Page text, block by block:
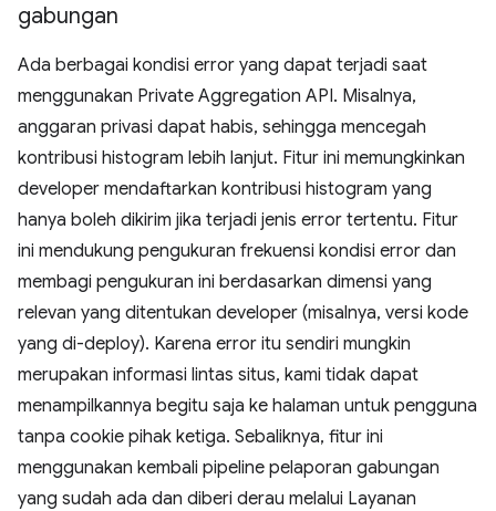
gabungan
Ada berbagai kondisi error yang dapat terjadi saat
menggunakan Private Aggregation API. Misalnya,
anggaran privasi dapat habis, sehingga mencegah
kontribusi histogram lebih lanjut. Fitur ini memungkinkan
developer mendaftarkan kontribusi histogram yang
hanya boleh dikirim jika terjadi jenis error tertentu. Fitur
ini mendukung pengukuran frekuensi kondisi error dan
membagi pengukuran ini berdasarkan dimensi yang
relevan yang ditentukan developer (misalnya, versi kode
yang di-deploy). Karena error itu sendiri mungkin
merupakan informasi lintas situs, kami tidak dapat
menampilkannya begitu saja ke halaman untuk pengguna
tanpa cookie pihak ketiga. Sebaliknya, fitur ini
menggunakan kembali pipeline pelaporan gabungan
yang sudah ada dan diberi derau melalui Layanan